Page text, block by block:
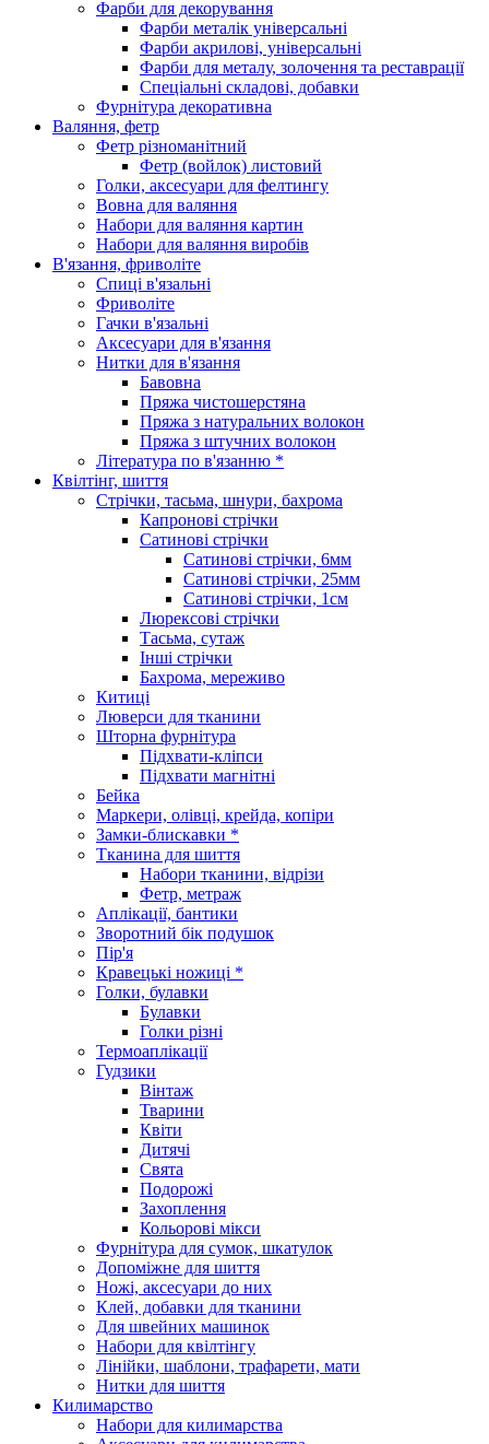
Фарби для декорування
Фарби металік універсальні
Фарби акрилові, універсальні
Фарби для металу, золочення та реставрації
Спеціальні складові, добавки
Фурнітура декоративна
Валяння, фетр
Фетр різноманітний
Фетр (войлок) листовий
Голки, аксесуари для фелтингу
Вовна для валяння
Набори для валяння картин
Набори для валяння виробів
В'язання, фриволіте
Спиці в'язальні
Фриволіте
Гачки в'язальні
Аксесуари для в'язання
Нитки для в'язання
Бавовна
Пряжа чистошерстяна
Пряжа з натуральних волокон
Пряжа з штучних волокон
Література по в'язанню *
Квілтінг, шиття
Стрічки, тасьма, шнури, бахрома
Капронові стрічки
Сатинові стрічки
Сатинові стрічки, 6мм
Сатинові стрічки, 25мм
Сатинові стрічки, 1см
Люрексові стрічки
Тасьма, сутаж
Інші стрічки
Бахрома, мереживо
Китиці
Люверси для тканини
Шторна фурнітура
Підхвати-кліпси
Підхвати магнітні
Бейка
Маркери, олівці, крейда, копіри
Замки-блискавки *
Тканина для шиття
Набори тканини, відрізи
Фетр, метраж
Аплікації, бантики
Зворотний бік подушок
Пір'я
Кравецькі ножиці *
Голки, булавки
Булавки
Голки різні
Термоаплікації
Гудзики
Вінтаж
Тварини
Квіти
Дитячі
Свята
Подорожі
Захоплення
Кольорові мікси
Фурнітура для сумок, шкатулок
Допоміжне для шиття
Ножі, аксесуари до них
Клей, добавки для тканини
Для швейних машинок
Набори для квілтінгу
Лінійки, шаблони, трафарети, мати
Нитки для шиття
Килимарство
Набори для килимарства